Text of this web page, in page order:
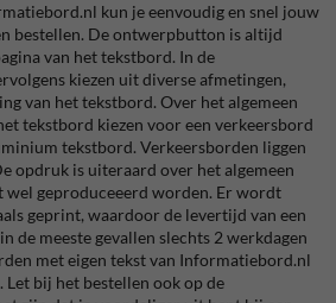
kun je eenvoudig en snel jouw
bestellen. De ontwerpbutton is altijd
van het tekstbord. In de
kiezen uit diverse afmetingen,
van het tekstbord. Over het algemeen
tekstbord kiezen voor een verkeersbord
tekstbord. Verkeersborden liggen
opdruk is uiteraard over het algemeen
wel geproduceeerd worden. Er wordt
geprint, waardoor de levertijd van een
de meeste gevallen slechts 2 werkdagen
met eigen tekst van Informatiebord.nl
bij het bestellen ook op de